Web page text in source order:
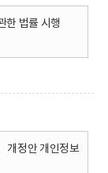
한 법률 시행
개정안 개인정보